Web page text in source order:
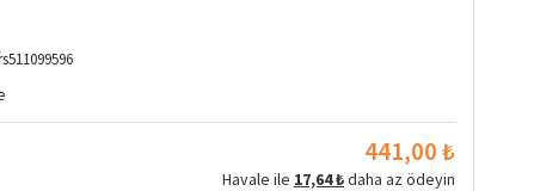
441,00 ₺
Havale ile 17,64 ₺daha az ödeyin